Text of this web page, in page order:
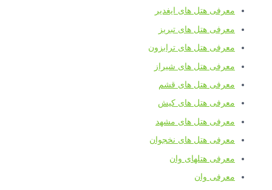
معرفی هتل های ایغدیر
معرفی هتل های تبریز
معرفی هتل های ترابزون
معرفی هتل های شیراز
معرفی هتل های قشم
معرفی هتل های کیش
معرفی هتل های مشهد
معرفی هتل های نخجوان
معرفی هتلهای وان
معرفی وان